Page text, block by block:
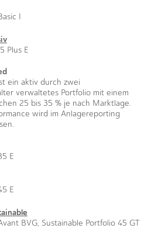
I
Plus E
ein aktiv durch zwei
verwaltetes Portfolio mit einem
25 bis 35 % je nach Marktlage.
wird im Anlagereporting
E
E
BVG, Sustainable Portfolio 45 GT